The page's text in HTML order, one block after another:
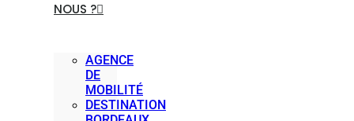
NOUS ?
AGENCE
DE
MOBILITÉ
DESTINATION